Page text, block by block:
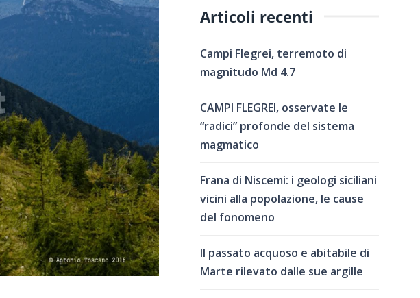
Articoli recenti
Campi Flegrei, terremoto di
magnitudo Md 4.7
CAMPI FLEGREI, osservate le
“radici” profonde del sistema
magmatico
Frana di Niscemi: i geologi siciliani
vicini alla popolazione, le cause
del fonomeno
Il passato acquoso e abitabile di
Marte rilevato dalle sue argille